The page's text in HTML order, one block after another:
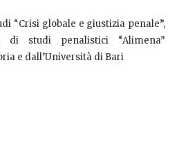
“Crisi globale e giustizia penale”,
di studi penalistici “Alimena”
e dall’Università di Bari